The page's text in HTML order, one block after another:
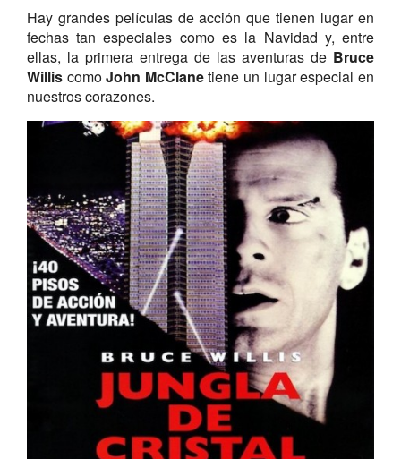
Hay grandes películas de acción que tienen lugar en
fechas tan especiales como es la Navidad y, entre
ellas, la primera entrega de las aventuras de Bruce
WilliscomoJohn McClanetiene un lugar especial en
nuestros corazones.